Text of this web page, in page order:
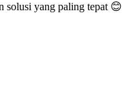
solusi yang paling tepat 😊